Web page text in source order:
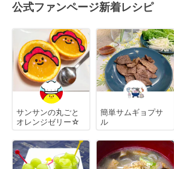
公式ファンページ新着レシピ
サンサンの丸ごと
オレンジゼリー☆
簡単サムギョプサ
ル